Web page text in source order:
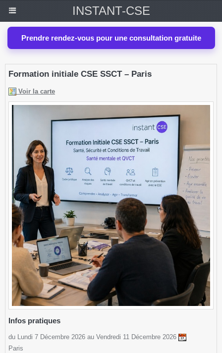
INSTANT-CSE
Prendre rendez-vous pour une consultation gratuite
Formation initiale CSE SSCT – Paris
Voir la carte
Infos pratiques
du Lundi 7 Décembre 2026 au Vendredi 11 Décembre 2026
Paris